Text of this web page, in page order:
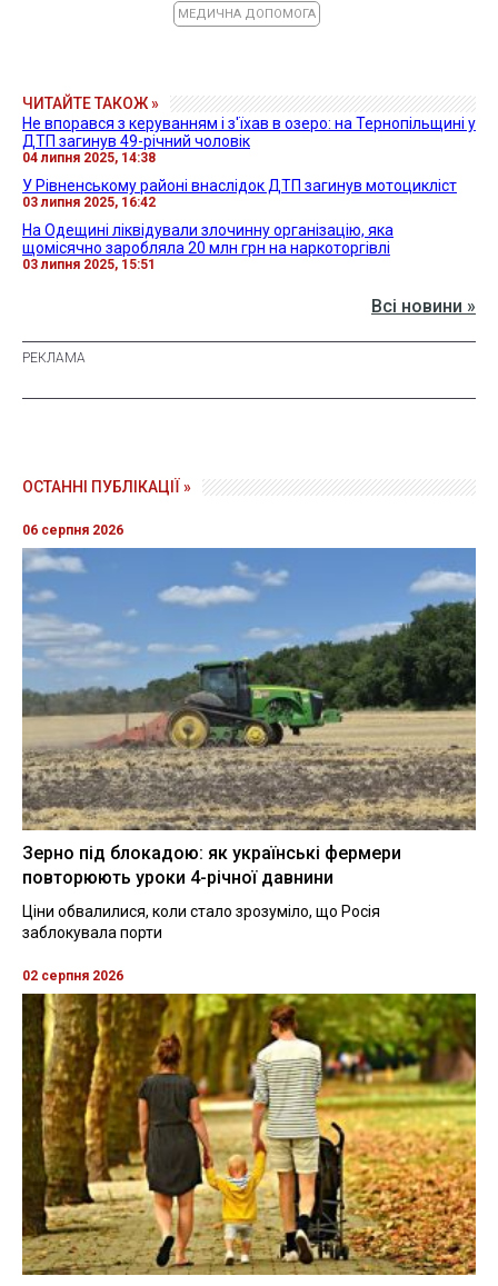
МЕДИЧНА ДОПОМОГА
ЧИТАЙТЕ ТАКОЖ »
Не впорався з керуванням і з'їхав в озеро: на Тернопільщині у
ДТП загинув 49-річний чоловік
04 липня 2025, 14:38
У Рівненському районі внаслідок ДТП загинув мотоцикліст
03 липня 2025, 16:42
На Одещині ліквідували злочинну організацію, яка
щомісячно заробляла 20 млн грн на наркоторгівлі
03 липня 2025, 15:51
Всі новини »
ОСТАННІ ПУБЛІКАЦІЇ »
06 серпня 2026
Зерно під блокадою: як українські фермери
повторюють уроки 4-річної давнини
Ціни обвалилися, коли стало зрозуміло, що Росія
заблокувала порти
02 серпня 2026